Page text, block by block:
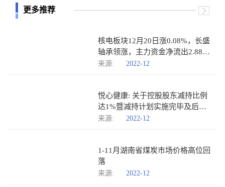
更多推荐
核电板块12月20日涨0.08%，长盛
轴承领涨，主力资金净流出2.88亿
元_世界今日报
来源: 2022-12
悦心健康: 关于控股股东减持比例
达1%暨减持计划实施完毕及后续
减持计划的预披露公告
来源: 2022-12
1-11月湖南省煤炭市场价格高位回
落
来源: 2022-12